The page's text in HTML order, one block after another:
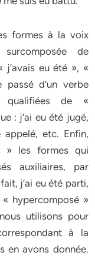
formes à la voix
de
j’avais eu été », «
d’un verbe
qualifiées de «
: j’ai eu été jugé,
appelé, etc. Enfin,
» les formes qui
auxiliaires, par
j’ai eu été parti,
hypercomposé »
utilisons pour
à la
en avons donnée.